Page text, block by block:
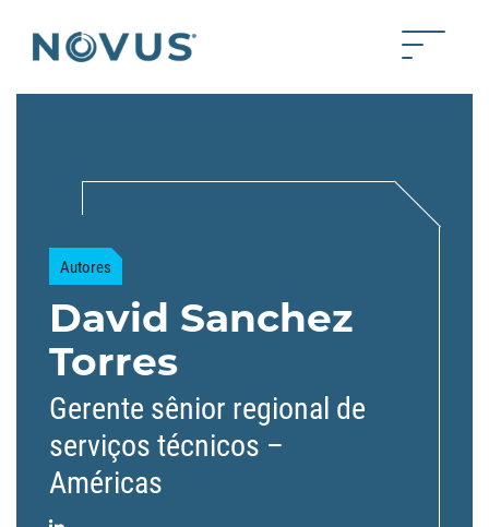
Back to home Toggle
Autores
David Sanchez
Torres
Gerente sênior regional de
serviços técnicos –
Américas